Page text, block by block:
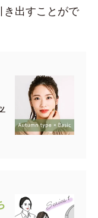
き出すことがで